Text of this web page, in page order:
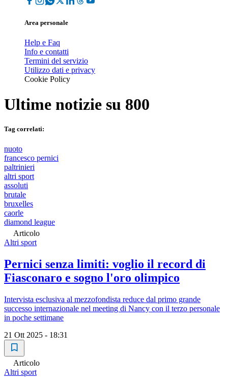
Area personale
Help e Faq
Info e contatti
Termini del servizio
Utilizzo dati e privacy
Cookie Policy
Ultime notizie su 800
Tag correlati:
nuoto
francesco pernici
paltrinieri
altri sport
assoluti
brutale
bruxelles
caorle
diamond league
Articolo
Altri sport
Pernici senza limiti: voglio il record di
Fiasconaro e sogno l'oro olimpico
Intervista esclusiva al mezzofondista reduce dal primo grande
successo internazionale nel meeting di Nancy con il terzo personale
in poche settimane
21 Ott 2025 - 18:31
Articolo
Altri sport